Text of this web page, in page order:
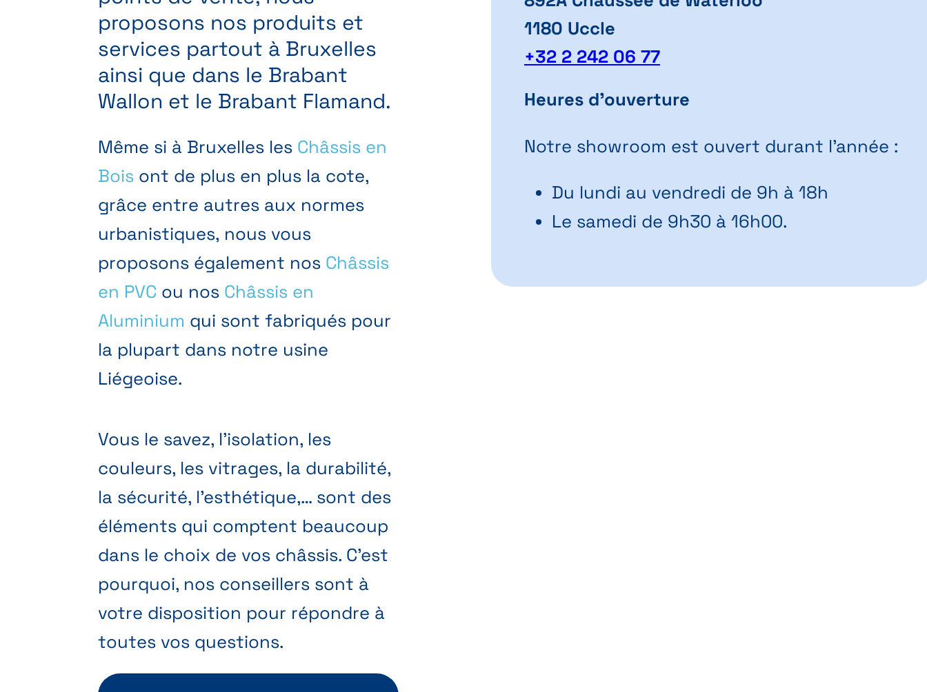
proposons nos produits et
services partout à Bruxelles
ainsi que dans le Brabant
Wallon et le Brabant Flamand.
Même si à Bruxelles les Châssis en
Bois ont de plus en plus la cote,
grâce entre autres aux normes
urbanistiques, nous vous
proposons également nos Châssis
en PVC ou nos Châssis en
Aluminium qui sont fabriqués pour
la plupart dans notre usine
Liégeoise.
Vous le savez, l’isolation, les
couleurs, les vitrages, la durabilité,
la sécurité, l’esthétique,… sont des
éléments qui comptent beaucoup
dans le choix de vos châssis. C’est
pourquoi, nos conseillers sont à
votre disposition pour répondre à
toutes vos questions.
1180 Uccle
+32 2 242 06 77
Heures d'ouverture
Notre showroom est ouvert durant l’année :
Du lundi au vendredi de 9h à 18h
Le samedi de 9h30 à 16h00.